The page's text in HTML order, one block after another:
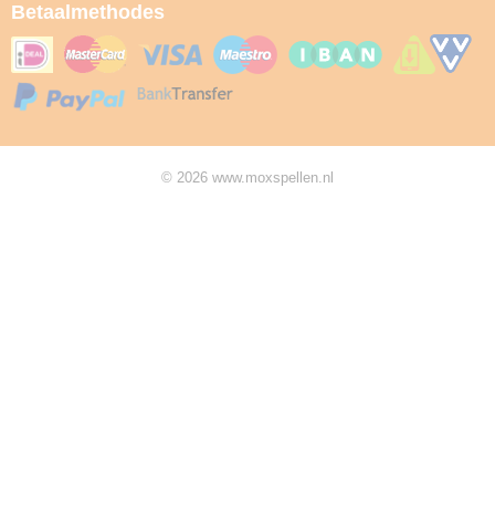
Betaalmethodes
© 2026 www.moxspellen.nl